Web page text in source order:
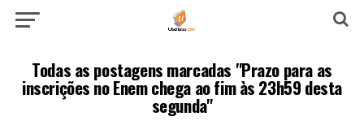
Todas as postagens marcadas "Prazo para as
inscrições no Enem chega ao fim às 23h59 desta
segunda"